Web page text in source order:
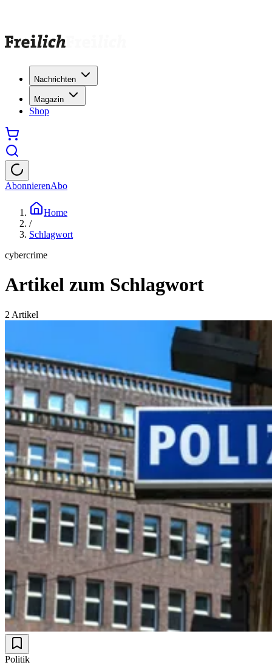
Nachrichten
Magazin
Shop
AbonnierenAbo
Home
/
Schlagwort
cybercrime
Artikel zum Schlagwort
2 Artikel
Politik